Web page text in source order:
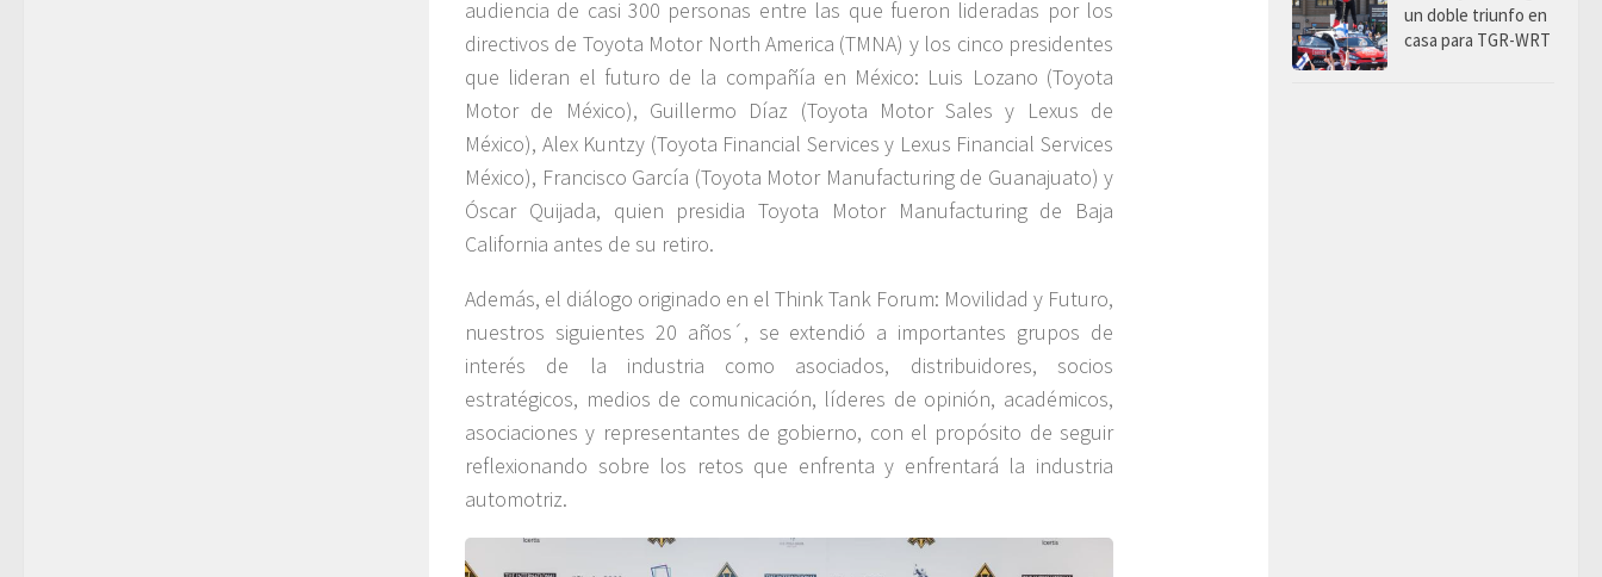
audiencia de casi 300 personas entre las que fueron lideradas por los
directivos de Toyota Motor North America (TMNA) y los cinco presidentes
que lideran el futuro de la compañía en México: Luis Lozano (Toyota
Motor de México), Guillermo Díaz (Toyota Motor Sales y Lexus de
México), Alex Kuntzy (Toyota Financial Services y Lexus Financial Services
México), Francisco García (Toyota Motor Manufacturing de Guanajuato) y
Óscar Quijada, quien presidia Toyota Motor Manufacturing de Baja
California antes de su retiro.
Además, el diálogo originado en el Think Tank Forum: Movilidad y Futuro,
nuestros siguientes 20 años´, se extendió a importantes grupos de
interés de la industria como asociados, distribuidores, socios
estratégicos, medios de comunicación, líderes de opinión, académicos,
asociaciones y representantes de gobierno, con el propósito de seguir
reflexionando sobre los retos que enfrenta y enfrentará la industria
automotriz.
un doble triunfo en
casa para TGR-WRT